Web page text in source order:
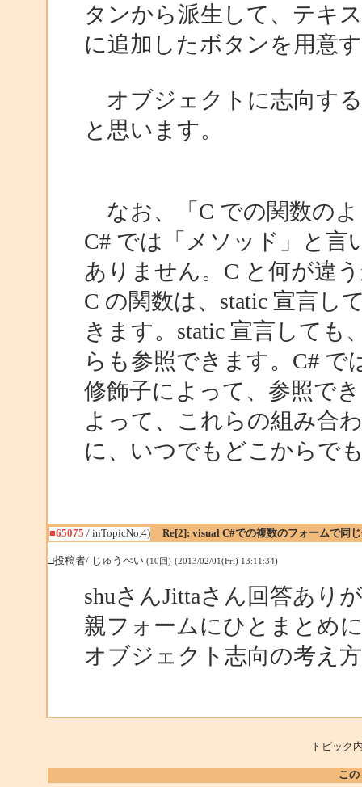
タンから派生して、テキ
に追加したボタンを用意
オブジェクトに志向す
と思います。
なお、「C での関数の
C# では「メソッド」と言
ありません。C と何が違
C の関数は、static 宣言し
きます。static 宣言して
らも参照できます。C# で
修飾子によって、参照で
よって、これらの組み合
に、いつでもどこからで
■65075 / inTopicNo.4) Re[2]: visual C#での複数のフォームで同
□投稿者/ じゅうべい (10回)-(2013/02/01(Fri) 13:11:34)
shuさんJittaさん回答あり
親フォームにひとまとめ
オブジェクト志向の考え
トピッ
こ